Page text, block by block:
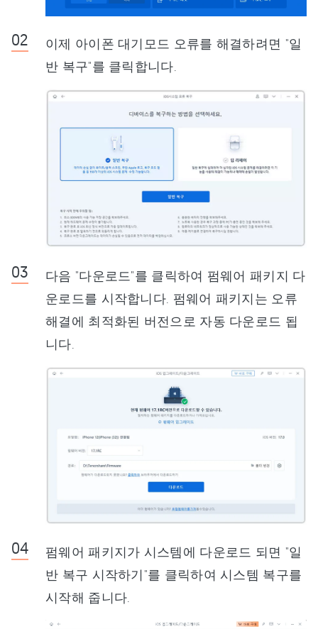
이제 아이폰 대기모드 오류를 해결하려면 "일
반 복구"를 클릭합니다.
다음 "다운로드"를 클릭하여 펌웨어 패키지 다
운로드를 시작합니다. 펌웨어 패키지는 오류
해결에 최적화된 버전으로 자동 다운로드 됩
니다.
펌웨어 패키지가 시스템에 다운로드 되면 "일
반 복구 시작하기"를 클릭하여 시스템 복구를
시작해 줍니다.